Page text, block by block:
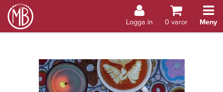
Åland
Logga in 0 varor Meny